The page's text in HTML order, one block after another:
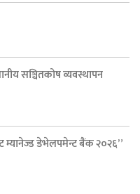
सञ्चितकोष व्यवस्थापन
म्यानेज्ड डेभेलपमेन्ट बैंक २०२६”